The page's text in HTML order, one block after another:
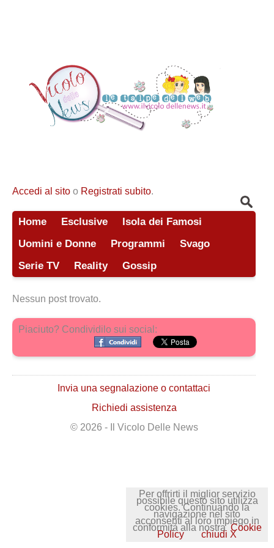
Accedi al sito o Registrati subito.
Home Esclusive
Isola dei Famosi
Uomini e Donne
Programmi
Svago
Serie TV
Reality Gossip
Nessun post trovato.
Piaciuto? Condividilo sui social:
Invia una segnalazione o contattaci
Richiedi assistenza
© 2026 - Il Vicolo Delle News
Per offrirti il miglior servizio
possibile questo sito utilizza
cookies. Continuando la
navigazione nel sito
acconsenti al loro impiego in
conformità alla nostra Cookie
Policy chiudi X